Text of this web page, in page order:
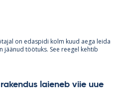
on edas­pidi kolm kuud aega leida
jää­nud töö­tuks. See ree­gel keh­tib
lai­e­neb viie uue